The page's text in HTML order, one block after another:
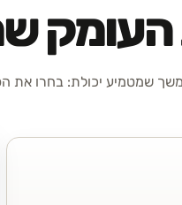
העומק
שמטמיע יכולת: בחרו את